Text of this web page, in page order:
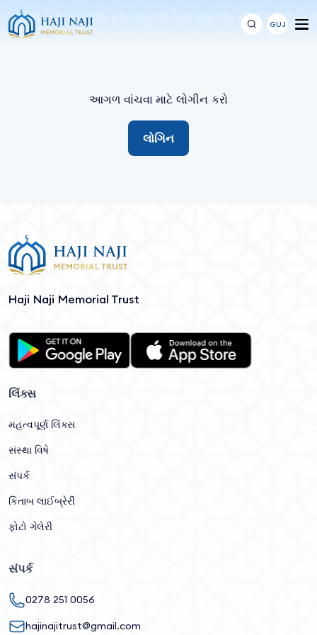
GUJ
આગળ વાંચવા માટે લોગીન કરો
લોગિન
Haji Naji Memorial Trust
લિંક્સ
મહત્વપૂર્ણ લિંક્સ
સંસ્થા વિષે
સંપર્ક
કિતાબ લાઈબ્રેરી
ફોટો ગેલેરી
સંપર્ક
0278 251 0056
hajinajitrust@gmail.com